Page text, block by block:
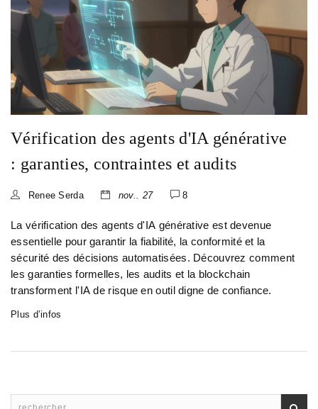
Vérification des agents d'IA générative
: garanties, contraintes et audits
Renee Serda nov.. 27 8
La vérification des agents d'IA générative est devenue
essentielle pour garantir la fiabilité, la conformité et la
sécurité des décisions automatisées. Découvrez comment
les garanties formelles, les audits et la blockchain
transforment l'IA de risque en outil digne de confiance.
Plus d’infos